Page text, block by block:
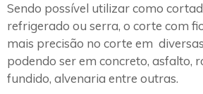
Sendo possível utilizar como
refrigerado ou serra, o corte com
mais precisão no corte em
podendo ser em concreto, asfalto,
fundido, alvenaria entre outras.